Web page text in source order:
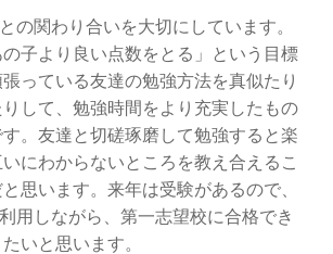
の関わり合いを大切にしています。
子より良い点数をとる」という目標
っている友達の勉強方法を真似たり
して、勉強時間をより充実したもの
。友達と切磋琢磨して勉強すると楽
にわからないところを教え合えるこ
思います。来年は受験があるので、
用しながら、第一志望校に合格でき
いと思います。